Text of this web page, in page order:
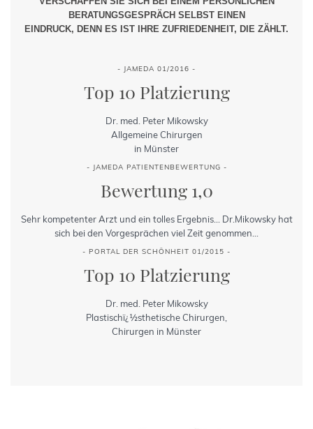
BERATUNGSGESPRÄCH SELBST EINEN
EINDRUCK, DENN ES IST IHRE ZUFRIEDENHEIT, DIE ZÄHLT.
- JAMEDA 01/2016 -
Top 10 Platzierung
Dr. med. Peter Mikowsky
Allgemeine Chirurgen
in Münster
- JAMEDA PATIENTENBEWERTUNG -
Bewertung 1,0
Sehr kompetenter Arzt und ein tolles Ergebnis... Dr.Mikowsky hat
sich bei den Vorgesprächen viel Zeit genommen...
- PORTAL DER SCHÖNHEIT 01/2015 -
Top 10 Platzierung
Dr. med. Peter Mikowsky
Plastischï¿½sthetische Chirurgen,
Chirurgen in Münster